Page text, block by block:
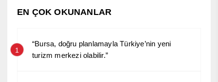
EN ÇOK OKUNANLAR
1
“Bursa, doğru planlamayla Türkiye’nin yeni
turizm merkezi olabilir.”